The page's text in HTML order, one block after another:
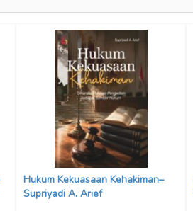
Hukum Kekuasaan Kehakiman–
Supriyadi A. Arief